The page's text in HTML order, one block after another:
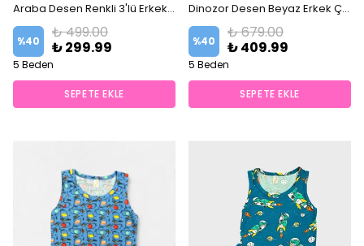
Araba Desen Renkli 3'lü Erkek Çocuk Boxer Set
%40
₺ 499.00
₺ 299.99
5 Beden
SEPETE EKLE
Dinozor Desen Beyaz Erkek Çocuk 2 li Atlet ve 2 li Boxer Takım
%40
₺ 679.00
₺ 409.99
5 Beden
SEPETE EKLE